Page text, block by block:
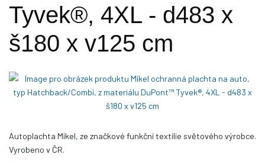
Tyvek®, 4XL - d483 x
š180 x v125 cm
Autoplachta Mikel, ze značkové funkční textilie světového výrobce.
Vyrobeno v ČR.